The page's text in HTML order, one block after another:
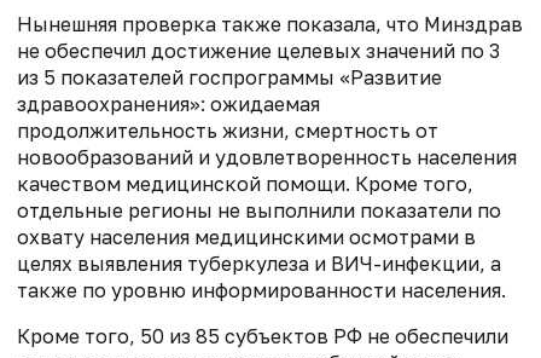
Нынешняя проверка также показала, что Минздрав
не обеспечил достижение целевых значений по 3
из 5 показателей госпрограммы «Развитие
здравоохранения»: ожидаемая
продолжительность жизни, смертность от
новообразований и удовлетворенность населения
качеством медицинской помощи. Кроме того,
отдельные регионы не выполнили показатели по
охвату населения медицинскими осмотрами в
целях выявления туберкулеза и ВИЧ-инфекции, а
также по уровню информированности населения.
Кроме того, 50 из 85 субъектов РФ не обеспечили